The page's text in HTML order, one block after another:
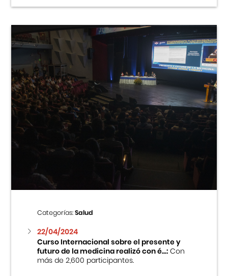
Categorías:Salud
22/04/2024
Curso Internacional sobre el presente y
futuro de la medicina realizó con é...:Con
más de 2,600 participantes.